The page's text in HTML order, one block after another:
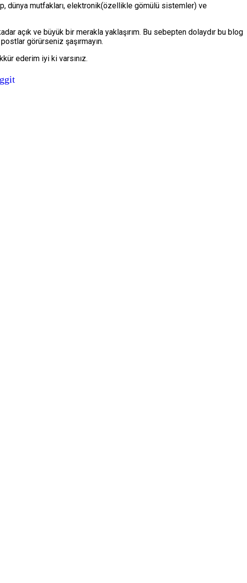
dünya mutfakları, elektronik(özellikle gömülü sistemler) ve
açık ve büyük bir merakla yaklaşırım. Bu sebepten dolaydır bu blog
görürseniz şaşırmayın.
ederim iyi ki varsınız.